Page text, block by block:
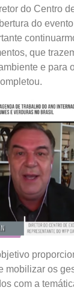
do Centro
do
que
e para
mobilizar os
com a